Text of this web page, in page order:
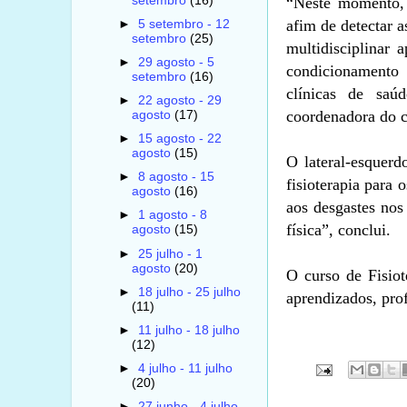
afim de detectar
multidisciplinar
clínicas de
coordenadora do
O lateral-
fisioterapia para
aos desgastes
física”, conclui.
O curso de
aprendizados,
► 5 setembro - 12
setembro (25)
► 29 agosto - 5
setembro (16)
► 22 agosto - 29
agosto (17)
► 15 agosto - 22
agosto (15)
► 8 agosto - 15
agosto (16)
► 1 agosto - 8
agosto (15)
► 25 julho - 1
agosto (20)
► 18 julho - 25 julho
(11)
► 11 julho - 18 julho
(12)
► 4 julho - 11 julho
(20)